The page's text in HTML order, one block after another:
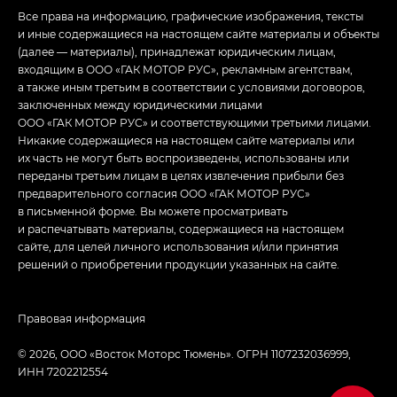
Все права на информацию, графические изображения, тексты
и иные содержащиеся на настоящем сайте материалы и объекты
(далее — материалы), принадлежат юридическим лицам,
входящим в ООО «ГАК МОТОР РУС», рекламным агентствам,
а также иным третьим в соответствии с условиями договоров,
заключенных между юридическими лицами
ООО «ГАК МОТОР РУС» и соответствующими третьими лицами.
Никакие содержащиеся на настоящем сайте материалы или
их часть не могут быть воспроизведены, использованы или
переданы третьим лицам в целях извлечения прибыли без
предварительного согласия ООО «ГАК МОТОР РУС»
в письменной форме. Вы можете просматривать
и распечатывать материалы, содержащиеся на настоящем
сайте, для целей личного использования и/или принятия
решений о приобретении продукции указанных на сайте.
© 2026, ООО «Восток Моторс Тюмень». ОГРН 1107232036999,
ИНН 7202212554
Правовая информация